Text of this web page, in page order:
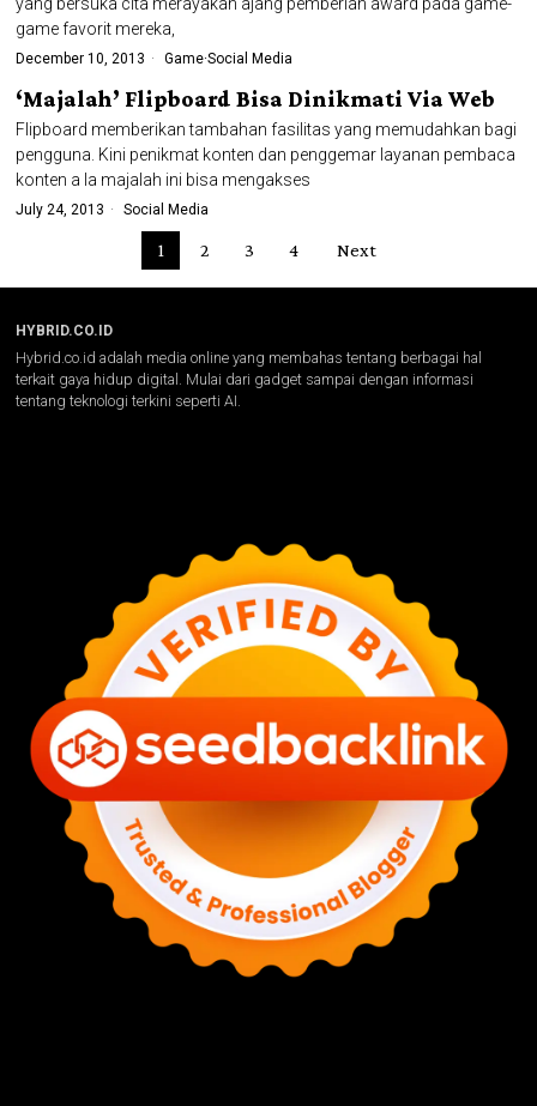
game favorit mereka,
December 10, 2013 Game·Social Media
‘Majalah’ Flipboard Bisa Dinikmati Via Web
Flipboard memberikan tambahan fasilitas yang memudahkan bagi
pengguna. Kini penikmat konten dan penggemar layanan pembaca
konten a la majalah ini bisa mengakses
July 24, 2013 Social Media
1 2 3 4 Next
HYBRID.CO.ID
Hybrid.co.id adalah media online yang membahas tentang berbagai hal
terkait gaya hidup digital. Mulai dari gadget sampai dengan informasi
tentang teknologi terkini seperti AI.